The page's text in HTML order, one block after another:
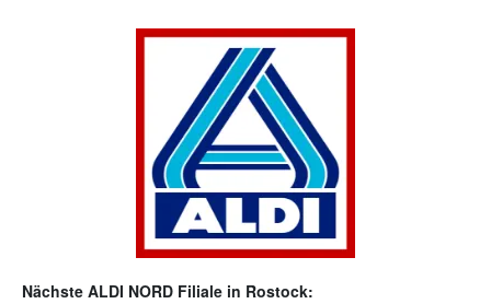
Nächste ALDI NORD Filiale in Rostock: